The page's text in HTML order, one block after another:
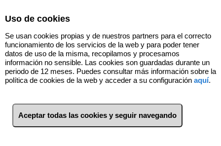
Inmuebles en venta
Uso de cookies
Se usan cookies propias y de nuestros partners para el correcto
funcionamiento de los servicios de la web y para poder tener
datos de uso de la misma, recopilamos y procesamos
información no sensible. Las cookies son guardadas durante un
periodo de 12 meses. Puedes consultar más información sobre la
política de cookies de la web y acceder a su configuración aquí.
Aceptar todas las cookies y seguir navegando